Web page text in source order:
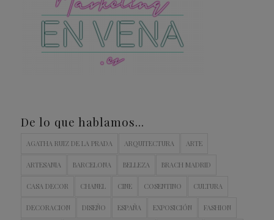
De lo que hablamos…
AGATHA RUIZ DE LA PRADA ARQUITECTURA ARTE
ARTESANIA BARCELONA BELLEZA BRACH MADRID
CASA DECOR CHANEL CINE COSENTINO CULTURA
DECORACION DISEÑO ESPAÑA EXPOSICIÓN FASHION